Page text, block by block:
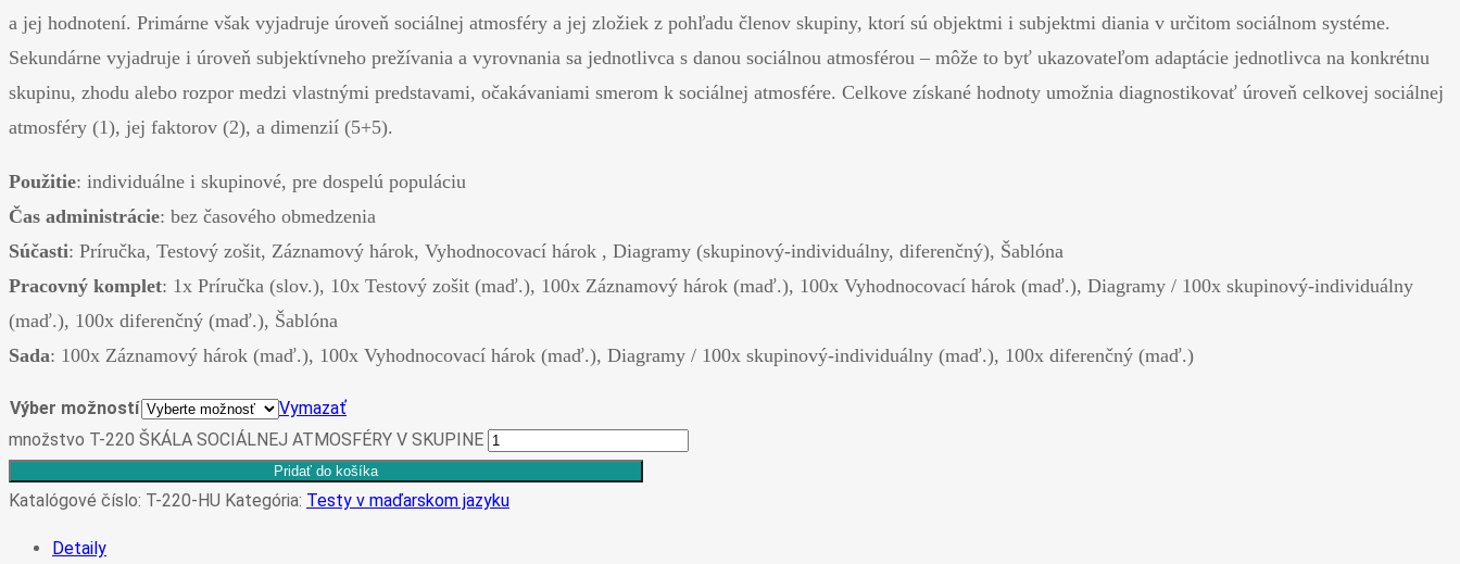
a jej hodnotení. Primárne však vyjadruje úroveň sociálnej atmosféry a jej zložiek z pohľadu členov skupiny, ktorí sú objektmi i subjektmi diania v určitom sociálnom systéme.
Sekundárne vyjadruje i úroveň subjektívneho prežívania a vyrovnania sa jednotlivca s danou sociálnou atmosférou – môže to byť ukazovateľom adaptácie jednotlivca na konkrétnu
skupinu, zhodu alebo rozpor medzi vlastnými predstavami, očakávaniami smerom k sociálnej atmosfére. Celkove získané hodnoty umožnia diagnostikovať úroveň celkovej sociálnej
atmosféry (1), jej faktorov (2), a dimenzií (5+5).
Použitie: individuálne i skupinové, pre dospelú populáciu
Čas administrácie: bez časového obmedzenia
Súčasti: Príručka, Testový zošit, Záznamový hárok, Vyhodnocovací hárok , Diagramy (skupinový-individuálny, diferenčný), Šablóna
Pracovný komplet: 1x Príručka (slov.), 10x Testový zošit (maď.), 100x Záznamový hárok (maď.), 100x Vyhodnocovací hárok (maď.), Diagramy / 100x skupinový-individuálny
(maď.), 100x diferenčný (maď.), Šablóna
Sada: 100x Záznamový hárok (maď.), 100x Vyhodnocovací hárok (maď.), Diagramy / 100x skupinový-individuálny (maď.), 100x diferenčný (maď.)
Výber možností
Vymazať
množstvo T-220 ŠKÁLA SOCIÁLNEJ ATMOSFÉRY V SKUPINE
Pridať do košíka
Katalógové číslo: T-220-HU Kategória: Testy v maďarskom jazyku
Detaily